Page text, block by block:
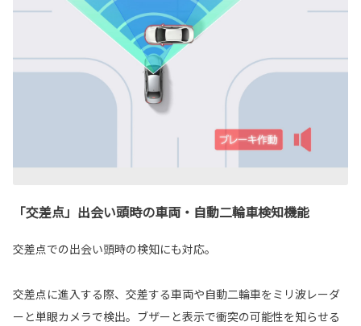
「交差点」出会い頭時の車両・自動二輪車検知機能
交差点での出会い頭時の検知にも対応。
交差点に進入する際、交差する車両や自動二輪車をミリ波レーダ
ーと単眼カメラで検出。ブザーと表示で衝突の可能性を知らせる